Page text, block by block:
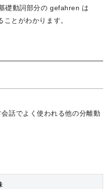
礎動詞部分の gefahren は
とがわかります。
話でよく使われる他の分離動